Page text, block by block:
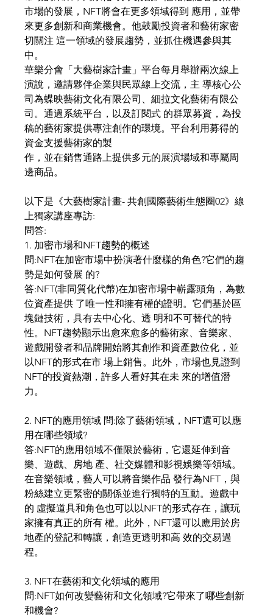
市場的發展，NFT將會在更多領域得到 應用，並帶
來更多創新和商業機會。他鼓勵投資者和藝術家密
切關注 這一領域的發展趨勢，並抓住機遇參與其
中。
華樂分會「大藝樹家計畫」平台每月舉辦兩次線上
演說，邀請夥伴企業與⺠眾線上交流，主 導核心公
司為蝶映藝術文化有限公司、細拉文化藝術有限公
司。通過系統平台，以及訂閱式 的群眾募資，為投
稿的藝術家提供專注創作的環境。平台利用募得的
資金支援藝術家的製
作，並在銷售通路上提供多元的展演場域和專屬周
邊商品。
以下是《大藝樹家計畫- 共創國際藝術生態圈02》線
上獨家講座專訪:
問答:
1. 加密市場和NFT趨勢的概述
問:NFT在加密市場中扮演著什麼樣的角色?它們的趨
勢是如何發展 的?
答:NFT(非同質化代幣)在加密市場中嶄露頭角，為數
位資產提供 了唯一性和擁有權的證明。它們基於區
塊鏈技術，具有去中心化、透 明和不可替代的特
性。NFT趨勢顯示出愈來愈多的藝術家、音樂家、
遊戲開發者和品牌開始將其創作和資產數位化，並
以NFT的形式在市 場上銷售。此外，市場也見證到
NFT的投資熱潮，許多人看好其在未 來的增值潛
力。
2. NFT的應用領域 問:除了藝術領域，NFT還可以應
用在哪些領域?
答:NFT的應用領域不僅限於藝術，它還延伸到音
樂、遊戲、房地 產、社交媒體和影視娛樂等領域。
在音樂領域，藝人可以將音樂作品 發行為NFT，與
粉絲建立更緊密的關係並進行獨特的互動。遊戲中
的 虛擬道具和角色也可以以NFT的形式存在，讓玩
家擁有真正的所有 權。此外，NFT還可以應用於房
地產的登記和轉讓，創造更透明和高 效的交易過
程。
3. NFT在藝術和文化領域的應用
問:NFT如何改變藝術和文化領域?它帶來了哪些創新
和機會?